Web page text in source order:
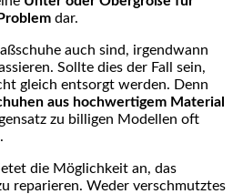
dar.
auch sind, irgendwann
Sollte dies der Fall sein,
gleich entsorgt werden. Denn
aus hochwertigem Material
zu billigen Modellen oft
die Möglichkeit an, das
reparieren. Weder verschmutztes